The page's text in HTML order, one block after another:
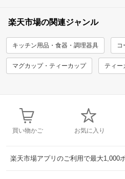
楽天市場の関連ジャンル
キッチン用品・食器・調理器具 コ
マグカップ・ティーカップ ティー
買い物かご お気に入り
楽天市場アプリのご利用で最大1,000